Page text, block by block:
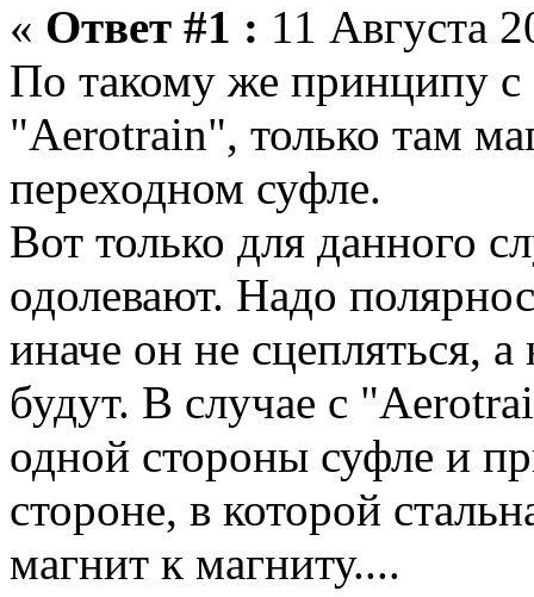
« Ответ #1 : 11 Августа
По такому же принципу с
"Aerotrain", только там
переходном суфле.
Вот только для данного
одолевают. Надо
иначе он не сцепляться, а
будут. В случае с
одной стороны суфле и
стороне, в которой
магнит к магниту....